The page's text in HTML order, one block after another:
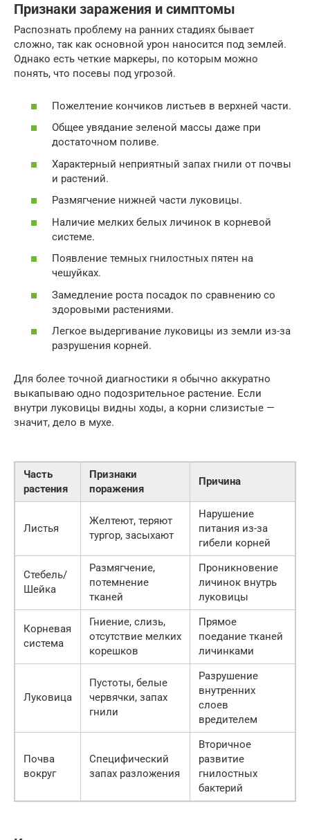
Признаки заражения и симптомы
Распознать проблему на ранних стадиях бывает
сложно, так как основной урон наносится под землей.
Однако есть четкие маркеры, по которым можно
понять, что посевы под угрозой.
Пожелтение кончиков листьев в верхней части.
Общее увядание зеленой массы даже при
достаточном поливе.
Характерный неприятный запах гнили от почвы
и растений.
Размягчение нижней части луковицы.
Наличие мелких белых личинок в корневой
системе.
Появление темных гнилостных пятен на
чешуйках.
Замедление роста посадок по сравнению со
здоровыми растениями.
Легкое выдергивание луковицы из земли из-за
разрушения корней.
Для более точной диагностики я обычно аккуратно
выкапываю одно подозрительное растение. Если
внутри луковицы видны ходы, а корни слизистые —
значит, дело в мухе.
Часть
растения
Признаки
поражения
Причина
Листья
Желтеют, теряют
тургор, засыхают
Нарушение
питания из-за
гибели корней
Стебель/
Шейка
Размягчение,
потемнение
тканей
Проникновение
личинок внутрь
луковицы
Корневая
система
Гниение, слизь,
отсутствие мелких
корешков
Прямое
поедание тканей
личинками
Луковица
Пустоты, белые
червячки, запах
гнили
Разрушение
внутренних
слоев
вредителем
Почва
вокруг
Специфический
запах разложения
Вторичное
развитие
гнилостных
бактерий